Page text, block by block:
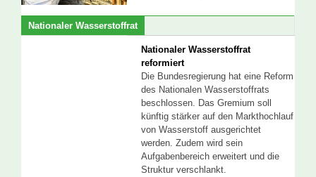
Nationaler Wasserstoffrat
Nationaler Wasserstoffrat
reformiert
Die Bundesregierung hat eine Reform
des Nationalen Wasserstoffrats
beschlossen. Das Gremium soll
künftig stärker auf den Markthochlauf
von Wasserstoff ausgerichtet
werden. Zudem wird sein
Aufgabenbereich erweitert und die
Struktur verschlankt.